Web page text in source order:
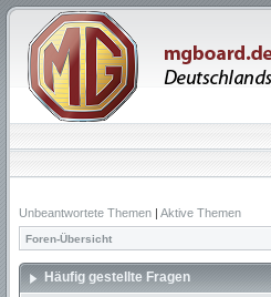
Unbeantwortete Themen | Aktive Themen
Foren-Übersicht
Häufig gestellte Fragen